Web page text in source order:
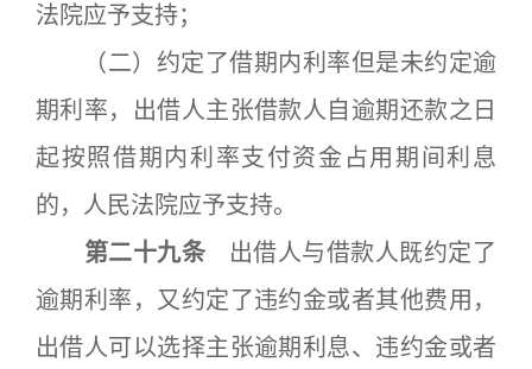
法院应予支持；
（二）约定了借期内利率但是未约定逾
期利率，出借人主张借款人自逾期还款之日
起按照借期内利率支付资金占用期间利息
的，人民法院应予支持。
第二十九条 出借人与借款人既约定了
逾期利率，又约定了违约金或者其他费用，
出借人可以选择主张逾期利息、违约金或者